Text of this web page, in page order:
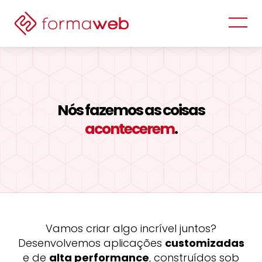
Nós fazemos as coisas
acontecerem.
Vamos criar algo incrível juntos?
Desenvolvemos aplicações customizadas
e de alta performance, construídos sob